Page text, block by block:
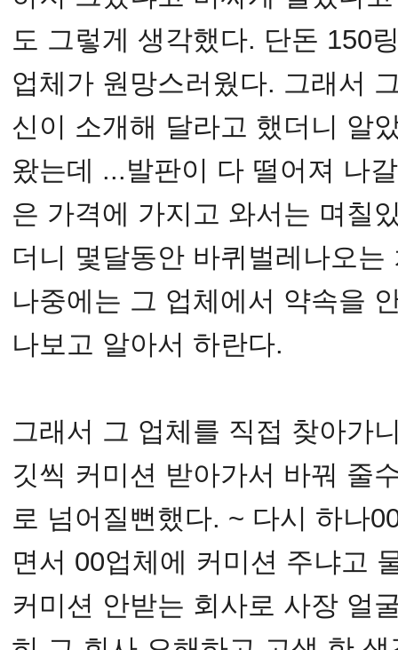
도 그렇게 생각했다. 단돈 150
업체가 원망스러웠다. 그래서
신이 소개해 달라고 했더니 알
왔는데 ...발판이 다 떨어져 나
은 가격에 가지고 와서는 며칠
더니 몇달동안 바퀴벌레나오
나중에는 그 업체에서 약속을
나보고 알아서 하란다.
그래서 그 업체를 직접 찾아가
깃씩 커미션 받아가서 바꿔 줄
로 넘어질뻔했다. ~ 다시 하나
면서 00업체에 커미션 주냐고
커미션 안받는 회사로 사장 얼